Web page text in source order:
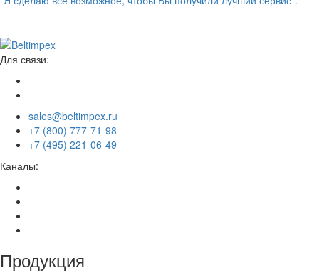
Для связи:
sales@beltimpex.ru
+7 (800) 777-71-98
+7 (495) 221-06-49
Каналы:
Продукция